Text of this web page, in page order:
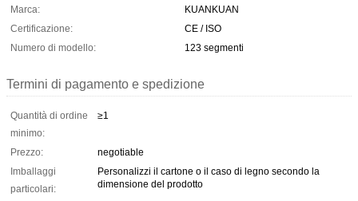
Marca:
KUANKUAN
Certificazione:
CE / ISO
Numero di modello:
123 segmenti
Termini di pagamento e spedizione
Quantità di ordine
minimo:
≥1
Prezzo:
negotiable
Imballaggi
particolari:
Personalizzi il cartone o il caso di legno secondo la
dimensione del prodotto